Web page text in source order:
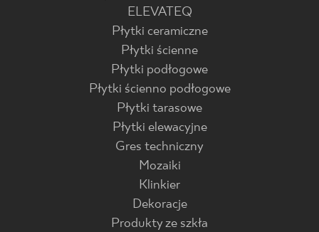
ELEVATEQ
Płytki ceramiczne
Płytki ścienne
Płytki podłogowe
Płytki ścienno podłogowe
Płytki tarasowe
Płytki elewacyjne
Gres techniczny
Mozaiki
Klinkier
Dekoracje
Produkty ze szkła